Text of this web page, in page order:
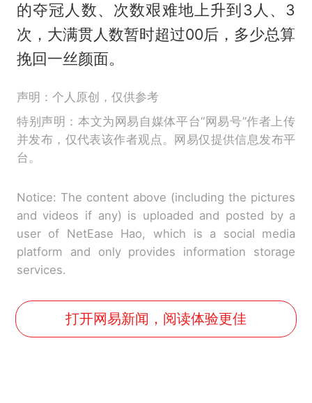
的夺冠人数、次数艰难地上升到3人、3
次，大满贯人数暂时超过00后，多少总算
挽回一丝颜面。
声明：个人原创，仅供参考
特别声明：本文为网易自媒体平台“网易号”作者上传
并发布，仅代表该作者观点。网易仅提供信息发布平
台。
Notice: The content above (including the pictures
and videos if any) is uploaded and posted by a
user of NetEase Hao, which is a social media
platform and only provides information storage
services.
打开网易新闻，阅读体验更佳